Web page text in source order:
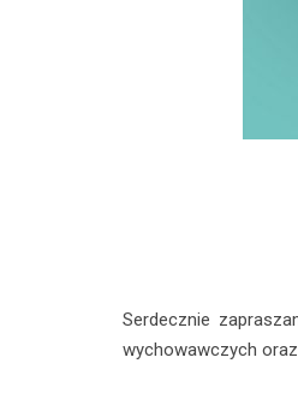
Serdecznie
wychowawczych